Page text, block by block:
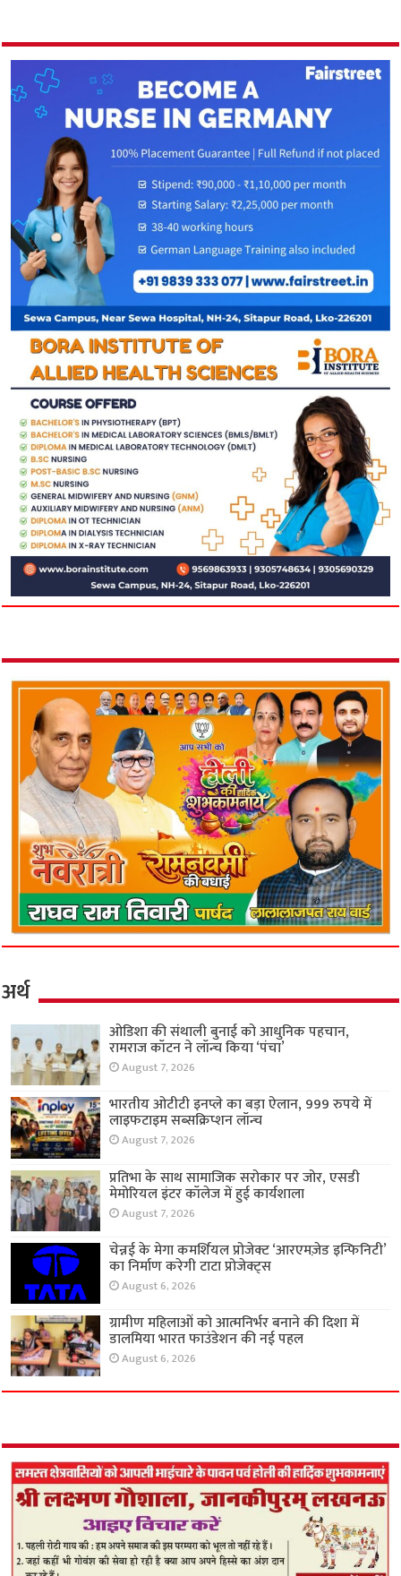
अर्थ
ओडिशा की संथाली बुनाई को आधुनिक पहचान,
रामराज कॉटन ने लॉन्च किया ‘पंचा’
August 7, 2026
भारतीय ओटीटी इनप्ले का बड़ा ऐलान, 999 रुपये में
लाइफटाइम सब्सक्रिप्शन लॉन्च
August 7, 2026
प्रतिभा के साथ सामाजिक सरोकार पर जोर, एसडी
मेमोरियल इंटर कॉलेज में हुई कार्यशाला
August 7, 2026
चेन्नई के मेगा कमर्शियल प्रोजेक्ट ‘आरएमज़ेड इन्फिनिटी’
का निर्माण करेगी टाटा प्रोजेक्ट्स
August 6, 2026
ग्रामीण महिलाओं को आत्मनिर्भर बनाने की दिशा में
डालमिया भारत फाउंडेशन की नई पहल
August 6, 2026